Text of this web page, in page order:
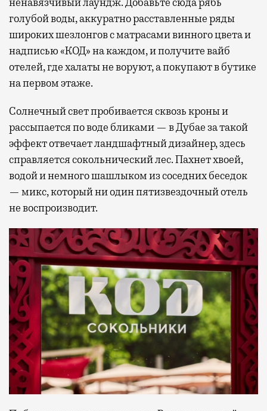
голубой воды, аккуратно расставленные ряды
широких шезлонгов с матрасами винного цвета и
надписью «КОД» на каждом, и получите вайб
отелей, где халаты не воруют, а покупают в бутике
на первом этаже.
Солнечный свет пробивается сквозь кроны и
рассыпается по воде бликами — в Дубае за такой
эффект отвечает ландшафтный дизайнер, здесь
справляется сокольнический лес. Пахнет хвоей,
водой и немного шашлыком из соседних беседок
— микс, который ни один пятизвездочный отель
не воспроизводит.